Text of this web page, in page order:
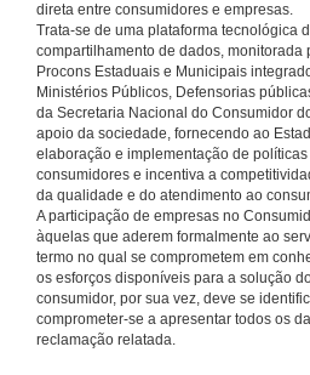
direta entre consumidores e empresas.
Trata-se de uma plataforma tecnológica
compartilhamento de dados, monitorada
Procons Estaduais e Municipais
Ministérios Públicos, Defensorias
da Secretaria Nacional do Consumidor
apoio da sociedade, fornecendo ao
elaboração e implementação de
consumidores e incentiva a
da qualidade e do atendimento ao
A participação de empresas no
àquelas que aderem formalmente ao
termo no qual se comprometem em
os esforços disponíveis para a solução
consumidor, por sua vez, deve se
comprometer-se a apresentar todos os
reclamação relatada.